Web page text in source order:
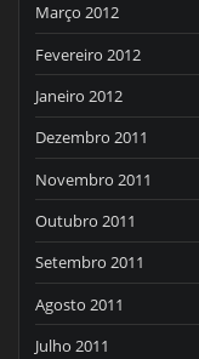
Março 2012
Fevereiro 2012
Janeiro 2012
Dezembro 2011
Novembro 2011
Outubro 2011
Setembro 2011
Agosto 2011
Julho 2011